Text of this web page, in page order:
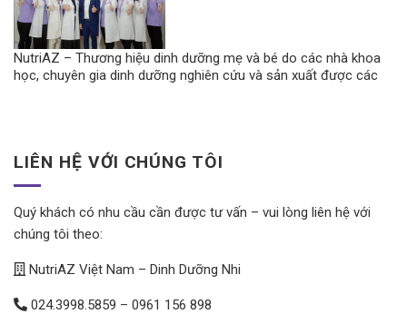
NutriAZ – Thương hiệu dinh dưỡng mẹ và bé do các nhà khoa
học, chuyên gia dinh dưỡng nghiên cứu và sản xuất được các
LIÊN HỆ VỚI CHÚNG TÔI
Quý khách có nhu cầu cần được tư vấn – vui lòng liên hệ với
chúng tôi theo:
NutriAZ Việt Nam – Dinh Dưỡng Nhi
024.3998.5859 – 0961 156 898